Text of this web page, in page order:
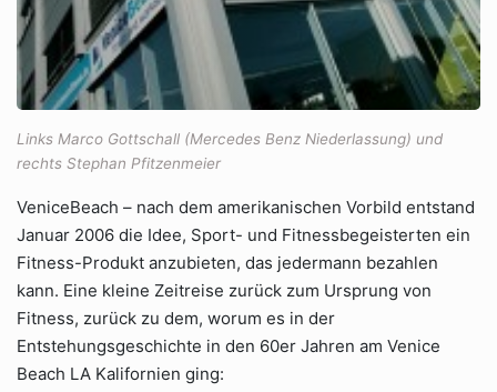
Links Marco Gottschall (Mercedes Benz Niederlassung) und
rechts Stephan Pfitzenmeier
VeniceBeach – nach dem amerikanischen Vorbild entstand
Januar 2006 die Idee, Sport- und Fitnessbegeisterten ein
Fitness-Produkt anzubieten, das jedermann bezahlen
kann. Eine kleine Zeitreise zurück zum Ursprung von
Fitness, zurück zu dem, worum es in der
Entstehungsgeschichte in den 60er Jahren am Venice
Beach LA Kalifornien ging: